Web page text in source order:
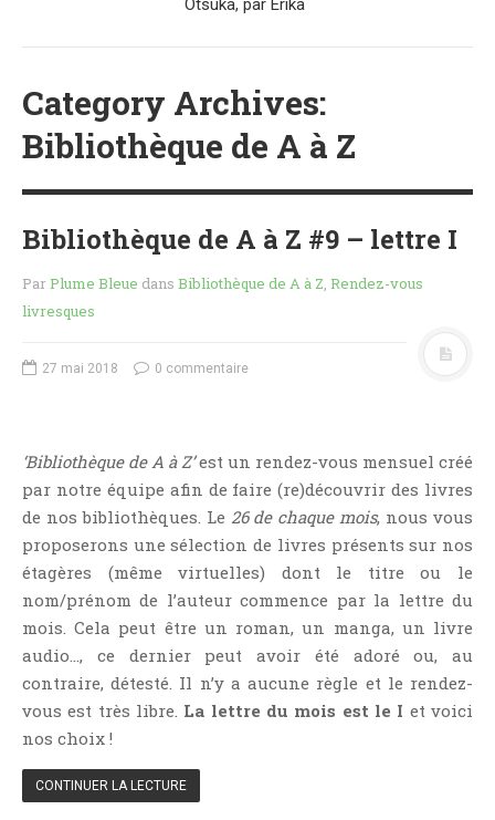
MES ARTICLES
MES FUTURES
LECTURES
NADÈGE
LECTURES
MES ARTICLES
NOS CRITIQUES
NOS COUPS DE ♥
NOS VIDÉOS
SWAPS & CHALLENGES
LES TAGS
QUI SOMMES-NOUS ?
CONCOURS
Category Archives:
Bibliothèque de A à Z
Bibliothèque de A à Z #9 – lettre I
ParPlume Bleue dans Bibliothèque de A à Z, Rendez-vous
livresques
27 mai 2018 0 commentaire
‘Bibliothèque de A à Z’est un rendez-vous mensuel créé
par notre équipe afin de faire (re)découvrir des livres
de nos bibliothèques. Le 26 de chaque mois, nous vous
proposerons une sélection de livres présents sur nos
étagères (même virtuelles) dont le titre ou le
nom/prénom de l’auteur commence par la lettre du
mois. Cela peut être un roman, un manga, un livre
audio…, ce dernier peut avoir été adoré ou, au
contraire, détesté. Il n’y a aucune règle et le rendez-
vous est très libre. La lettre du mois est le I et voici
nos choix !
CONTINUER LA LECTURE